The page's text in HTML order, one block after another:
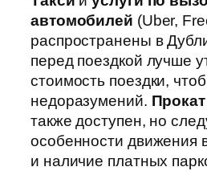
автомобилей (Uber,
распространены в
перед поездкой лучше
стоимость поездки,
недоразумений.
также доступен, но
особенности движения
и наличие платных